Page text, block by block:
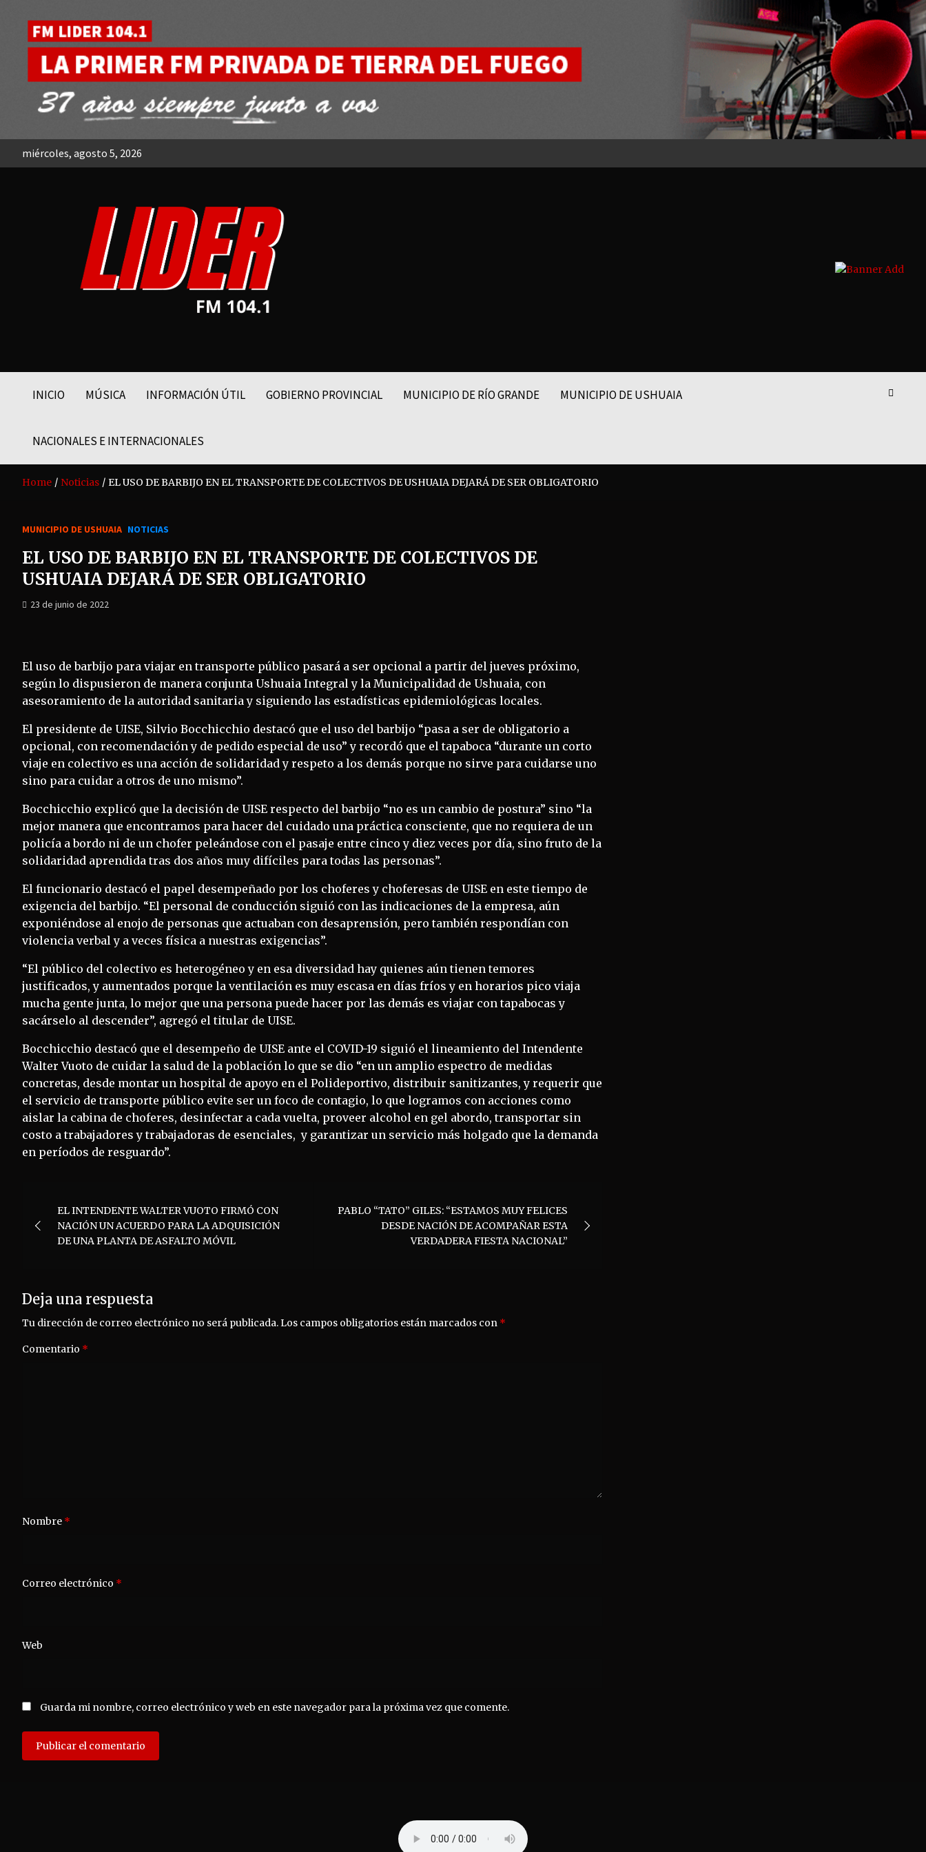
content
miércoles, agosto 5, 2026
FM LIDER 104.1
INICIO MÚSICA INFORMACIÓN ÚTIL GOBIERNO PROVINCIAL MUNICIPIO DE RÍO GRANDE MUNICIPIO DE USHUAIA
NACIONALES E INTERNACIONALES
Home Noticias EL USO DE BARBIJO EN EL TRANSPORTE DE COLECTIVOS DE USHUAIA DEJARÁ DE SER OBLIGATORIO
MUNICIPIO DE USHUAIA NOTICIAS
EL USO DE BARBIJO EN EL TRANSPORTE DE COLECTIVOS DE
USHUAIA DEJARÁ DE SER OBLIGATORIO
23 de junio de 2022
El uso de barbijo para viajar en transporte público pasará a ser opcional a partir del jueves próximo,
según lo dispusieron de manera conjunta Ushuaia Integral y la Municipalidad de Ushuaia, con
asesoramiento de la autoridad sanitaria y siguiendo las estadísticas epidemiológicas locales.
El presidente de UISE, Silvio Bocchicchio destacó que el uso del barbijo “pasa a ser de obligatorio a
opcional, con recomendación y de pedido especial de uso” y recordó que el tapaboca “durante un corto
viaje en colectivo es una acción de solidaridad y respeto a los demás porque no sirve para cuidarse uno
sino para cuidar a otros de uno mismo”.
Bocchicchio explicó que la decisión de UISE respecto del barbijo “no es un cambio de postura” sino “la
mejor manera que encontramos para hacer del cuidado una práctica consciente, que no requiera de un
policía a bordo ni de un chofer peleándose con el pasaje entre cinco y diez veces por día, sino fruto de la
solidaridad aprendida tras dos años muy difíciles para todas las personas”.
El funcionario destacó el papel desempeñado por los choferes y choferesas de UISE en este tiempo de
exigencia del barbijo. “El personal de conducción siguió con las indicaciones de la empresa, aún
exponiéndose al enojo de personas que actuaban con desaprensión, pero también respondían con
violencia verbal y a veces física a nuestras exigencias”.
“El público del colectivo es heterogéneo y en esa diversidad hay quienes aún tienen temores
justificados, y aumentados porque la ventilación es muy escasa en días fríos y en horarios pico viaja
mucha gente junta, lo mejor que una persona puede hacer por las demás es viajar con tapabocas y
sacárselo al descender”, agregó el titular de UISE.
Bocchicchio destacó que el desempeño de UISE ante el COVID-19 siguió el lineamiento del Intendente
Walter Vuoto de cuidar la salud de la población lo que se dio “en un amplio espectro de medidas
concretas, desde montar un hospital de apoyo en el Polideportivo, distribuir sanitizantes, y requerir que
el servicio de transporte público evite ser un foco de contagio, lo que logramos con acciones como
aislar la cabina de choferes, desinfectar a cada vuelta, proveer alcohol en gel abordo, transportar sin
costo a trabajadores y trabajadoras de esenciales, y garantizar un servicio más holgado que la demanda
en períodos de resguardo”.
de
entradas
EL INTENDENTE WALTER VUOTO FIRMÓ CON
NACIÓN UN ACUERDO PARA LA ADQUISICIÓN
DE UNA PLANTA DE ASFALTO MÓVIL
PABLO “TATO” GILES: “ESTAMOS MUY FELICES
DESDE NACIÓN DE ACOMPAÑAR ESTA
VERDADERA FIESTA NACIONAL”
Deja una respuesta
Tu dirección de correo electrónico no será publicada.Los campos obligatorios están marcados con *
Comentario *
Nombre *
Correo electrónico *
Web
Guarda mi nombre, correo electrónico y web en este navegador para la próxima vez que comente.